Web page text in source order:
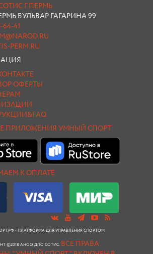
Г.ПЕРМЬ
БУЛЬВАР ГАГАРИНА 99
64-41
PERM.RU
ОФЕРТЫ
ПРИЛОЖЕНИЯ УМНЫЙ СПОРТ
К ОПЛАТЕ
- ПЛАТФОРМА ДЛЯ УПРАВЛЕНИЯ СПОРТОМ
©2018 АНОО ДПО СОТИС. ВСЕ ПРАВА